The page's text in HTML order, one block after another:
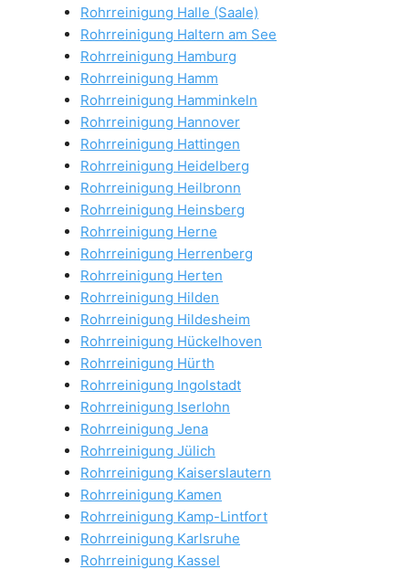
Rohrreinigung Halle (Saale)
Rohrreinigung Haltern am See
Rohrreinigung Hamburg
Rohrreinigung Hamm
Rohrreinigung Hamminkeln
Rohrreinigung Hannover
Rohrreinigung Hattingen
Rohrreinigung Heidelberg
Rohrreinigung Heilbronn
Rohrreinigung Heinsberg
Rohrreinigung Herne
Rohrreinigung Herrenberg
Rohrreinigung Herten
Rohrreinigung Hilden
Rohrreinigung Hildesheim
Rohrreinigung Hückelhoven
Rohrreinigung Hürth
Rohrreinigung Ingolstadt
Rohrreinigung Iserlohn
Rohrreinigung Jena
Rohrreinigung Jülich
Rohrreinigung Kaiserslautern
Rohrreinigung Kamen
Rohrreinigung Kamp-Lintfort
Rohrreinigung Karlsruhe
Rohrreinigung Kassel